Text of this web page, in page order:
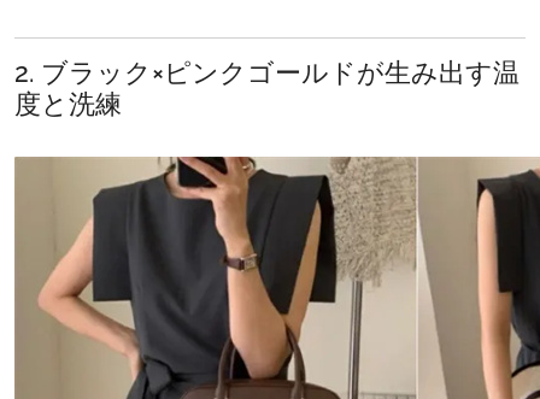
2. ブラック×ピンクゴールドが生み出す温
度と洗練